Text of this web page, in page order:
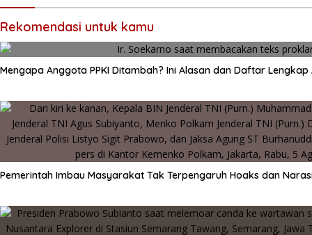
Rekomendasi untuk kamu
Mengapa Anggota PPKI Ditambah? Ini Alasan dan Daftar
Pemerintah Imbau Masyarakat Tak Terpengaruh Hoaks dan